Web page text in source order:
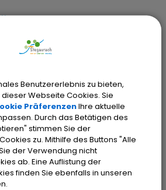
über Kassengeschäfte
Vollstreckung durch die
Benutzererlebnis zu bieten,
Webseite Cookies. Sie
PräferenzenIhre aktuelle
Durch das Betätigen des
stimmen Sie der
zu. Mithilfe des Buttons "Alle
der Verwendung nicht
ab. Eine Auflistung der
finden Sie ebenfalls in unseren